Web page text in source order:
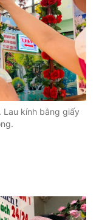
Lau kính bằng giấy